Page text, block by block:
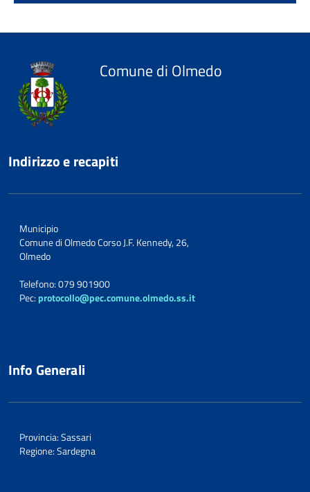
Comune di Olmedo
Indirizzo e recapiti
Municipio
Comune di Olmedo Corso J.F. Kennedy, 26,
Olmedo
Telefono: 079 901900
Pec: protocollo@pec.comune.olmedo.ss.it
Info Generali
Provincia: Sassari
Regione: Sardegna